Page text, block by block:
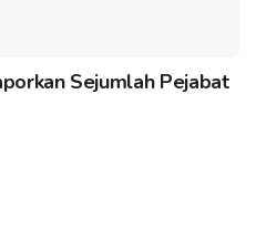
Sejumlah Pejabat